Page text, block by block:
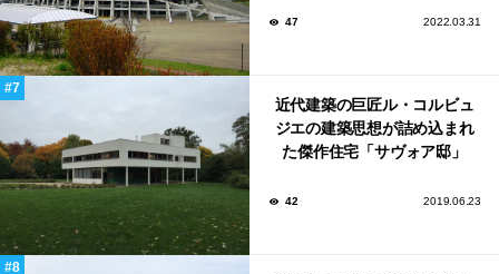
47 2022.03.31
近代建築の巨匠ル・コルビュ
ジエの建築思想が詰め込まれ
た傑作住宅「サヴォア邸」
42 2019.06.23